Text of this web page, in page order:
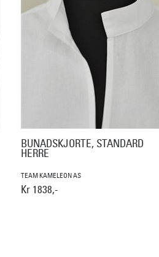
BUNADSKJORTE, STANDARD
HERRE
TEAM KAMELEON AS
Kr 1838,-